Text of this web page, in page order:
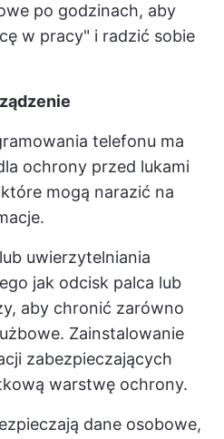
po godzinach, aby
w pracy" i radzić sobie
telefonu ma
ochrony przed lukami
mogą narazić na
uwierzytelniania
jak odcisk palca lub
aby chronić zarówno
Zainstalowanie
zabezpieczających
warstwę ochrony.
dane osobowe,